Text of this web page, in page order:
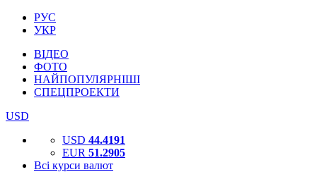
РУС
УКР
ВІДЕО
ФОТО
НАЙПОПУЛЯРНІШІ
СПЕЦПРОЕКТИ
USD
USD 44.4191
EUR 51.2905
Всі курси валют